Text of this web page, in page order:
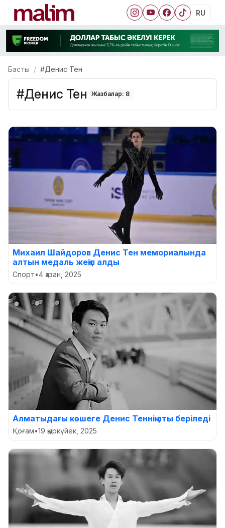
RU
Басты #Денис Тен
#Денис Тен Жазбалар: 8
Михаил Шайдоров Денис Тен мемориалында
алтын медаль жеңіп алды
Спорт•4 қазан, 2025
Алматыдағы көшеге Денис Теннің аты беріледі
Қоғам•19 қыркүйек, 2025